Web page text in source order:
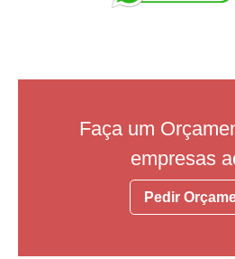
Faça um
empresas
Pedir